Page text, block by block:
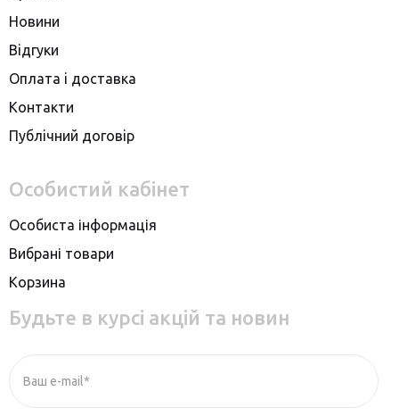
Новини
Вiдгуки
Оплата i доставка
Контакти
Публiчний договiр
Особистий кабінет
Особиста інформація
Вибрані товари
Корзина
Будьте в курсі акцій та новин
Ваш e-mail*